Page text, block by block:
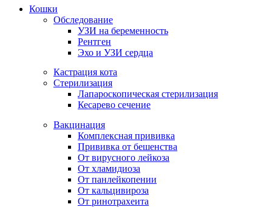
Кошки
Обследование
УЗИ на беременность
Рентген
Эхо и УЗИ сердца
Кастрация кота
Стерилизация
Лапароскопическая стерилизация
Кесарево сечение
Вакцинация
Комплексная прививка
Прививка от бешенства
От вирусного лейкоза
От хламидиоза
От панлейкопении
От кальцивироза
От ринотрахеита